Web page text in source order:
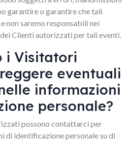
garantire o garantire che tali
non saremo responsabili nei
Clienti autorizzati per tali eventi.
i Visitatori
eventuali
informazioni
personale?
possono contattarci per
di identificazione personale su di